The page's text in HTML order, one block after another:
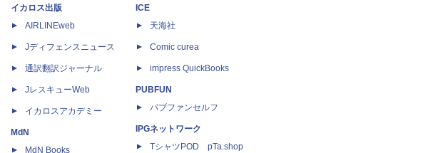
イカロス出版
AIRLINEweb
Jディフェンスニュース
通訳翻訳ジャーナル
JレスキューWeb
イカロスアカデミー
MdN
MdN Books
ICE
天海社
Comic curea
impress QuickBooks
PUBFUN
パブファンセルフ
IPGネットワーク
TシャツPOD pTa.shop